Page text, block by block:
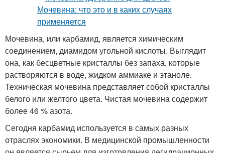
Мочевина, или карбамид, является химическим
соединением, диамидом угольной кислоты. Выглядит
она, как бесцветные кристаллы без запаха, которые
растворяются в воде, жидком аммиаке и этаноле.
Техническая мочевина представляет собой кристаллы
белого или желтого цвета. Чистая мочевина содержит
более 46 % азота.
Сегодня карбамид используется в самых разных
отраслях экономики. В медицинской промышленности